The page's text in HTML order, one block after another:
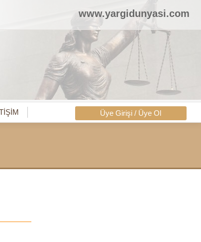
www.yargidunyasi.com
Üye Girişi / Üye Ol